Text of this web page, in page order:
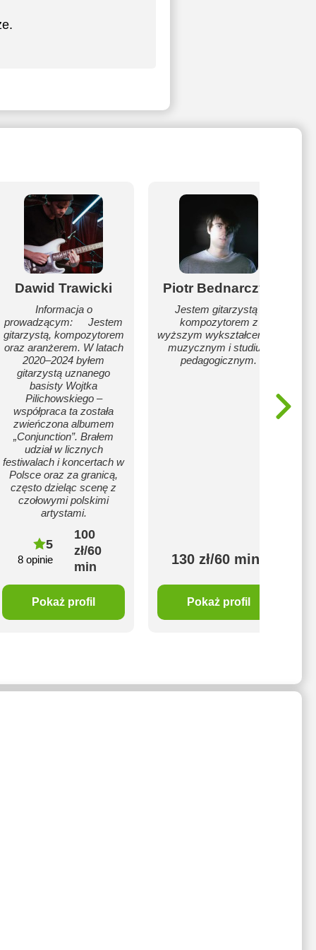
Dawid Trawicki
Informacja o
prowadzącym: Jestem
gitarzystą, kompozytorem
oraz aranżerem. W latach
2020–2024 byłem
gitarzystą uznanego
basisty Wojtka
Pilichowskiego –
współpraca ta została
zwieńczona albumem
„Conjunction”. Brałem
udział w licznych
festiwalach i koncertach w
Polsce oraz za granicą,
często dzieląc scenę z
czołowymi polskimi
artystami.
5
8 opinie
100
zł/60
min
Pokaż profil
Piotr Bednarczyk
Jestem gitarzystą i
kompozytorem z
wyższym wykształceniem
muzycznym i studium
pedagogicznym.
130 zł/60 min
Pokaż profil